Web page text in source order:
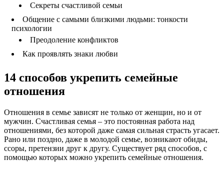
Секреты счастливой семьи
Общение с самыми близкими людьми: тонкости
психологии
Преодоление конфликтов
Как проявлять знаки любви
14 способов укрепить семейные
отношения
Отношения в семье зависят не только от женщин, но и от
мужчин. Счастливая семья – это постоянная работа над
отношениями, без которой даже самая сильная страсть угасает.
Рано или поздно, даже в молодой семье, возникают обиды,
ссоры, претензии друг к другу. Существует ряд способов, с
помощью которых можно укрепить семейные отношения.